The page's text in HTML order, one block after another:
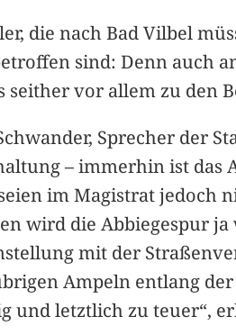
die nach Bad Vilbel
sind: Denn auch
seither vor allem zu den
Sprecher der
– immerhin ist das
im Magistrat jedoch
wird die Abbiegespur
mit der
Ampeln entlang
und letztlich zu teuer“,